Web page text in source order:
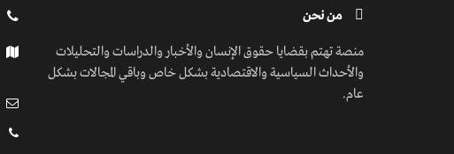
من نحن
منصة تهتم بقضايا حقوق الإنسان والأخبار والدراسات والتحليلات
والأحداث السياسية والاقتصادية بشكل خاص وباقي المجالات بشكل
عام.